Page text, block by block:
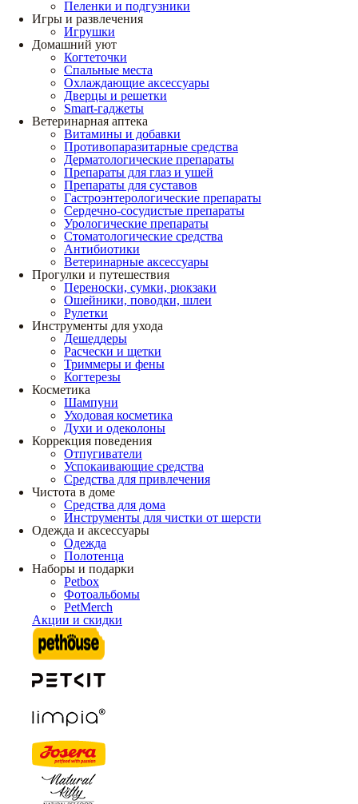
Пеленки и подгузники
Игры и развлечения
Игрушки
Домашний уют
Когтеточки
Спальные места
Охлаждающие аксессуары
Дверцы и решетки
Smart-гаджеты
Ветеринарная аптека
Витамины и добавки
Противопаразитарные средства
Дерматологические препараты
Препараты для глаз и ушей
Препараты для суставов
Гастроэнтерологические препараты
Сердечно-сосудистые препараты
Урологические препараты
Стоматологические средства
Антибиотики
Ветеринарные аксессуары
Прогулки и путешествия
Переноски, сумки, рюкзаки
Ошейники, поводки, шлеи
Рулетки
Инструменты для ухода
Дешеддеры
Расчески и щетки
Триммеры и фены
Когтерезы
Косметика
Шампуни
Уходовая косметика
Духи и одеколоны
Коррекция поведения
Отпугиватели
Успокаивающие средства
Средства для привлечения
Чистота в доме
Средства для дома
Инструменты для чистки от шерсти
Одежда и аксессуары
Одежда
Полотенца
Наборы и подарки
Petbox
Фотоальбомы
PetMerch
Акции и скидки